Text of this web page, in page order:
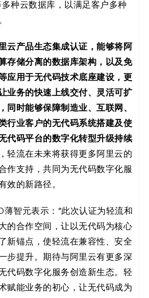
种云数据库，以满足客户多种
云产品生态集成认证，能够将阿
存储分离的数据库架构，以及免
应用于无代码技术底座建设，更
业务的快速上线交付、灵活可扩
同时能够保障制造业、互联网、
行业客户的无代码系统搭建及使
代码平台的数字化转型升级持续
轻流在未来将获得更多阿里云的
作支持，共同为无代码数字化服
效的新路径。
薄智元表示：“此次认证为轻流和
的合作空间，让以无代码为核心
新锚点，使轻流在兼容性、安全
步提升。期待与阿里云有更多深
代码数字化服务创造新生态。轻
赋能业务的初心，让无代码成为